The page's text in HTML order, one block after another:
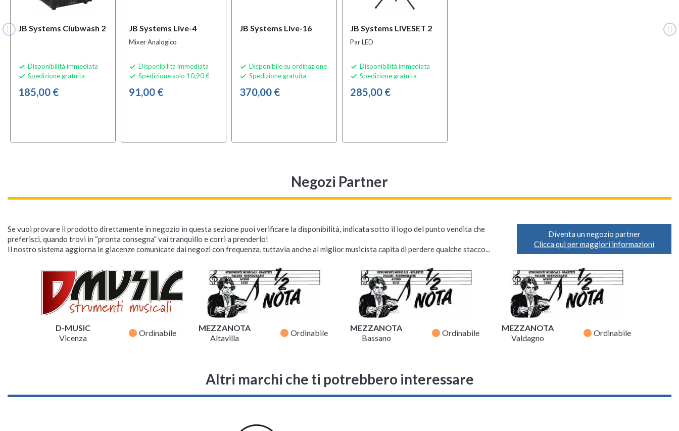
JB Systems Clubwash 2
 Disponibilità immediata
 Spedizione gratuita
185,00 €
JB Systems Live-4
Mixer Analogico
 Disponibilità immediata
 Spedizione solo 10,90 €
91,00 €
JB Systems Live-16
 Disponibile su ordinazione
 Spedizione gratuita
370,00 €
JB Systems LIVESET 2
Par LED
 Disponibilità immediata
 Spedizione gratuita
285,00 €
Negozi Partner
Se vuoi provare il prodotto direttamente in negozio in questa sezione puoi verificare la disponibilità, indicata sotto il logo del punto vendita che
preferisci, quando trovi in “pronta consegna” vai tranquillo e corri a prenderlo!
Il nostro sistema aggiorna le giacenze comunicate dai negozi con frequenza, tuttavia anche al miglior musicista capita di perdere qualche stacco...
Diventa un negozio partner
Clicca qui per maggiori informazioni
D-MUSIC
Vicenza
fiber_manual_record Ordinabile
MEZZANOTA
Altavilla
fiber_manual_record Ordinabile
MEZZANOTA
Bassano
fiber_manual_record Ordinabile
MEZZANOTA
Valdagno
fiber_manual_record Ordinabile
Altri marchi che ti potrebbero interessare